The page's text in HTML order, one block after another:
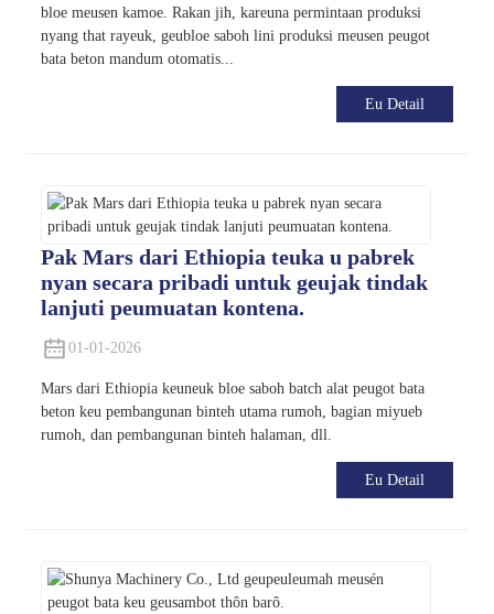
bloe meusen kamoe. Rakan jih, kareuna permintaan produksi
nyang that rayeuk, geubloe saboh lini produksi meusen peugot
bata beton mandum otomatis...
Eu Detail
Pak Mars dari Ethiopia teuka u pabrek
nyan secara pribadi untuk geujak tindak
lanjuti peumuatan kontena.
01-01-2026
Mars dari Ethiopia keuneuk bloe saboh batch alat peugot bata
beton keu pembangunan binteh utama rumoh, bagian miyueb
rumoh, dan pembangunan binteh halaman, dll.
Eu Detail